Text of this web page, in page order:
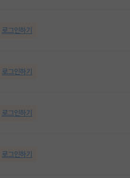
로그인하기
로그인하기
로그인하기
로그인하기